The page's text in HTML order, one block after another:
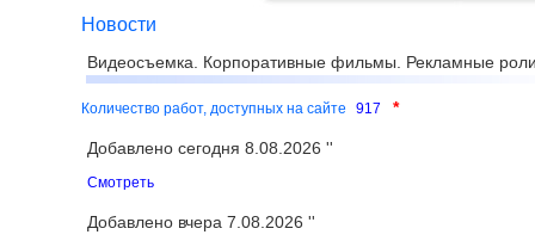
Новости
Видеосъемка. Корпоративные фильмы. Рекламные
Количество работ, доступных на сайте 917 *
Добавлено сегодня 8.08.2026 ''
Смотреть
Добавлено вчера 7.08.2026 ''